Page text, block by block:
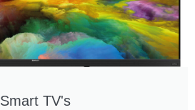
Smart TV's